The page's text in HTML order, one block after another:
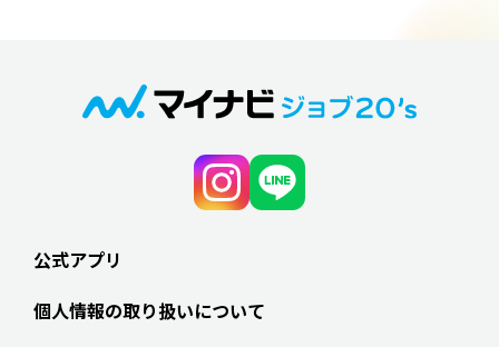
公式アプリ
個人情報の取り扱いについて